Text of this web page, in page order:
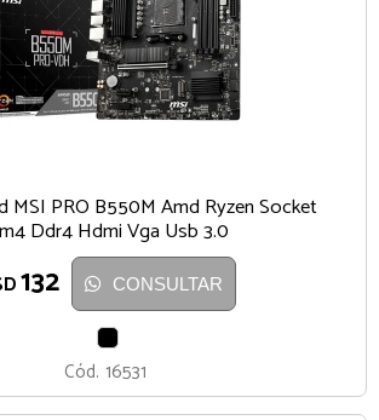
MSI PRO B550M Amd Ryzen Socket
Ddr4 Hdmi Vga Usb 3.0
132 CONSULTAR
Cód. 16531